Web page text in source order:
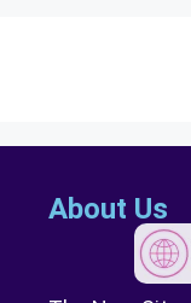
About Us